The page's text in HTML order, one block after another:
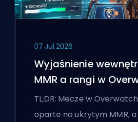
07 Jul 2026
Wyjaśnienie
MMR a rangi w
TL;DR: Mecze w
oparte na ukrytym MMR, a